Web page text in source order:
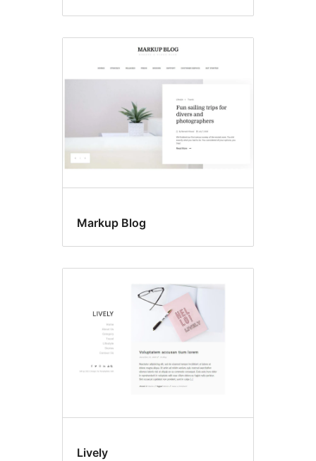
Markup Blog
Lively